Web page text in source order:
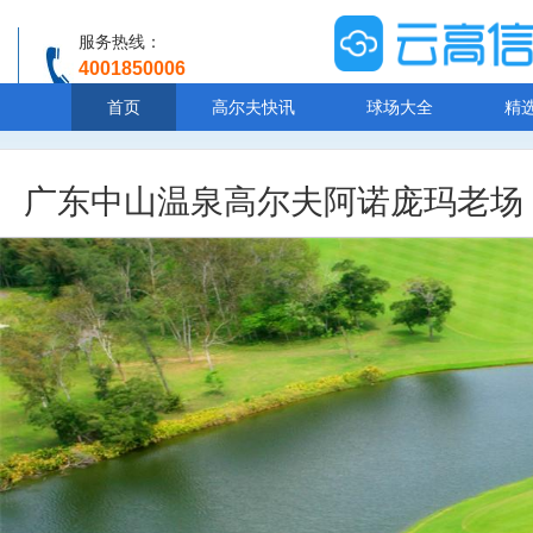
服务热线：
4001850006
首页 高尔夫快讯 球场大全 精
广东中山温泉高尔夫阿诺庞玛老场